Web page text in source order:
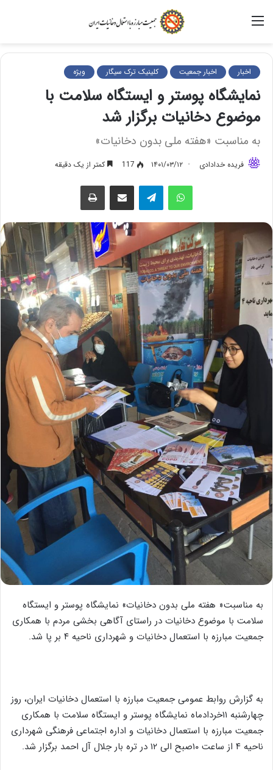
اخبار اخبار جمعیت کلینیک ترک سیگار ویژه
نمایشگاه پوستر و ایستگاه سلامت با
موضوع دخانیات برگزار شد
به مناسبت «هفته ملی بدون دخانیات»
فریده خدادادی ۱۴۰۱/۰۳/۱۲ 117 کمتر از یک دقیقه
واتس آپ اشتراک گذاری از طریق ایمیل
به مناسبت« هفته ملی بدون دخانیات» نمایشگاه پوستر و ایستگاه
سلامت با موضوع دخانیات در راستای آگاهی بخشی مردم با همکاری
جمعیت مبارزه با استعمال دخانیات و شهرداری ناحیه ۴ بر پا شد.
به گزارش روابط عمومی جمعیت مبارزه با استعمال دخانیات ایران، روز
چهارشنبه ۱۱خردادماه نمایشگاه پوستر و ایستگاه سلامت با همکاری
جمعیت مبارزه با استعمال دخانیات و اداره اجتماعی فرهنگی شهرداری
ناحیه ۴ از ساعت ۱۰صبح الی ۱۲ در تره بار جلال آل احمد برگزار شد.